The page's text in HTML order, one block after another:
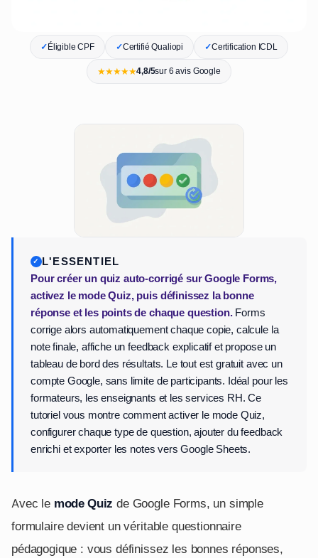
✓Éligible CPF ✓Certifié Qualiopi ✓Certification ICDL
★★★★★4,8/5sur 6 avis Google
L'ESSENTIEL
Pour créer un quiz auto-corrigé sur Google Forms,
activez le mode Quiz, puis définissez la bonne
réponse et les points de chaque question.Forms
corrige alors automatiquement chaque copie, calcule la
note finale, affiche un feedback explicatif et propose un
tableau de bord des résultats. Le tout est gratuit avec un
compte Google, sans limite de participants. Idéal pour les
formateurs, les enseignants et les services RH. Ce
tutoriel vous montre comment activer le mode Quiz,
configurer chaque type de question, ajouter du feedback
enrichi et exporter les notes vers Google Sheets.
Avec le mode Quiz de Google Forms, un simple
formulaire devient un véritable questionnaire
pédagogique : vous définissez les bonnes réponses,